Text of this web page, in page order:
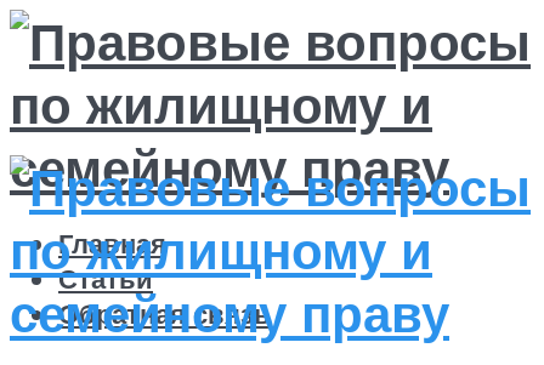
Главная
Статьи
Обратная связь